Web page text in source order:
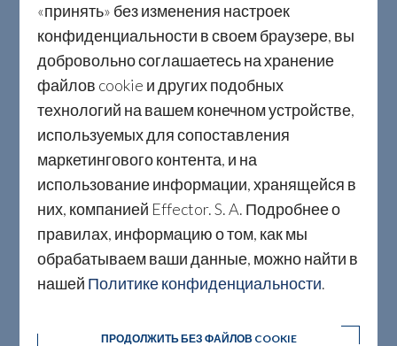
«принять» без изменения настроек
конфиденциальности в своем браузере, вы
добровольно соглашаетесь на хранение
файлов cookie и других подобных
технологий на вашем конечном устройстве,
используемых для сопоставления
маркетингового контента, и на
использование информации, хранящейся в
них, компанией Effector. S. A. Подробнее о
правилах, информацию о том, как мы
обрабатываем ваши данные, можно найти в
нашей Политике конфиденциальности.
ПРОДОЛЖИТЬ БЕЗ ФАЙЛОВ COOKIE
Реализация Экологической Политики
Effector S.A. происходит в рамках
процедур Интегрированной Системы
Управления Качеством и
Окружающей Средой. Благодаря
этому наши усилия приобретают
процесс, а не только отдельные его